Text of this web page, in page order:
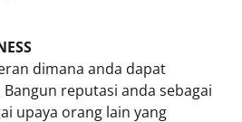
dimana anda dapat
reputasi anda sebagai
upaya orang lain yang